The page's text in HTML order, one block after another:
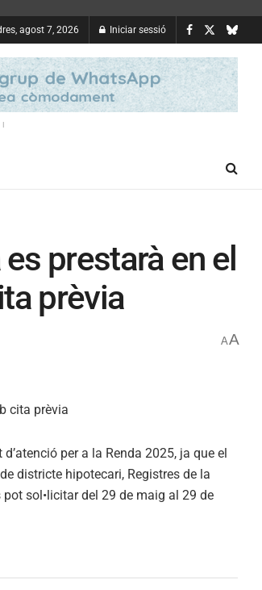
agost 7, 2026 Iniciar sessió
prestarà en el
prèvia
AA
per a la Renda 2025, ja que el
districte hipotecari, Registres de la
sol•licitar del 29 de maig al 29 de